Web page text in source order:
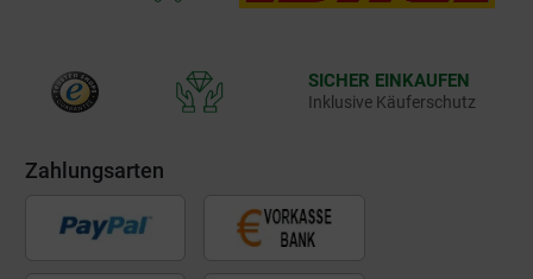
SICHER EINKAUFEN
Inklusive Käuferschutz
Zahlungsarten